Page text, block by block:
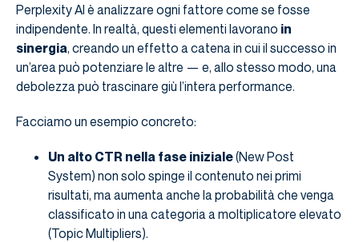
Perplexity AI è analizzare ogni fattore come se fosse
indipendente. In realtà, questi elementi lavorano in
sinergia, creando un effetto a catena in cui il successo in
un’area può potenziare le altre — e, allo stesso modo, una
debolezza può trascinare giù l’intera performance.
Facciamo un esempio concreto:
Un alto CTR nella fase iniziale(New Post
System) non solo spinge il contenuto nei primi
risultati, ma aumenta anche la probabilità che venga
classificato in una categoria a moltiplicatore elevato
(Topic Multipliers).